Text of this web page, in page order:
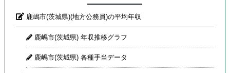
鹿嶋市(茨城県)(地方公務員)の平均年収
鹿嶋市(茨城県) 年収推移グラフ
鹿嶋市(茨城県) 各種手当データ